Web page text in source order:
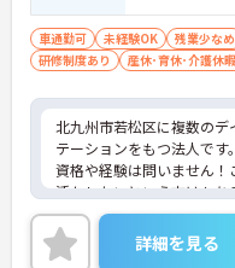
車通勤可 未経験OK 残業少なめ
研修制度あり
産休･育休･介護休
北九州市若松区に複数のデ
テーションをもつ法人です。
資格や経験は問いません！
活かしたいという方はも
事に挑戦したいという方
ご興味がある方は是非一度
ださい。さらに詳細などお
詳細を見る